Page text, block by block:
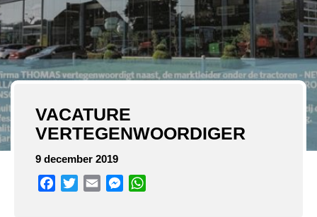
VACATURE
VERTEGENWOORDIGER
9 december 2019
Facebook
TwitterEmail Messenger